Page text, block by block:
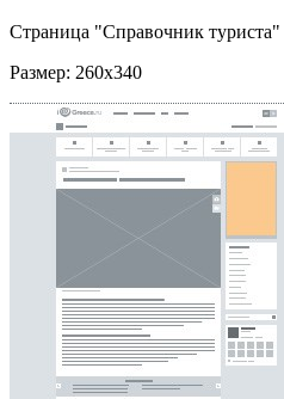
Страница "Справочник туриста"
Размер: 260x340